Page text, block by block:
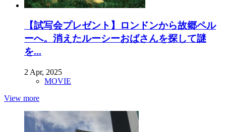
【試写会プレゼント】ロンドンから故郷ペル
ーへ。消えたルーシーおばさんを探して謎
を...
2 Apr, 2025
MOVIE
View more